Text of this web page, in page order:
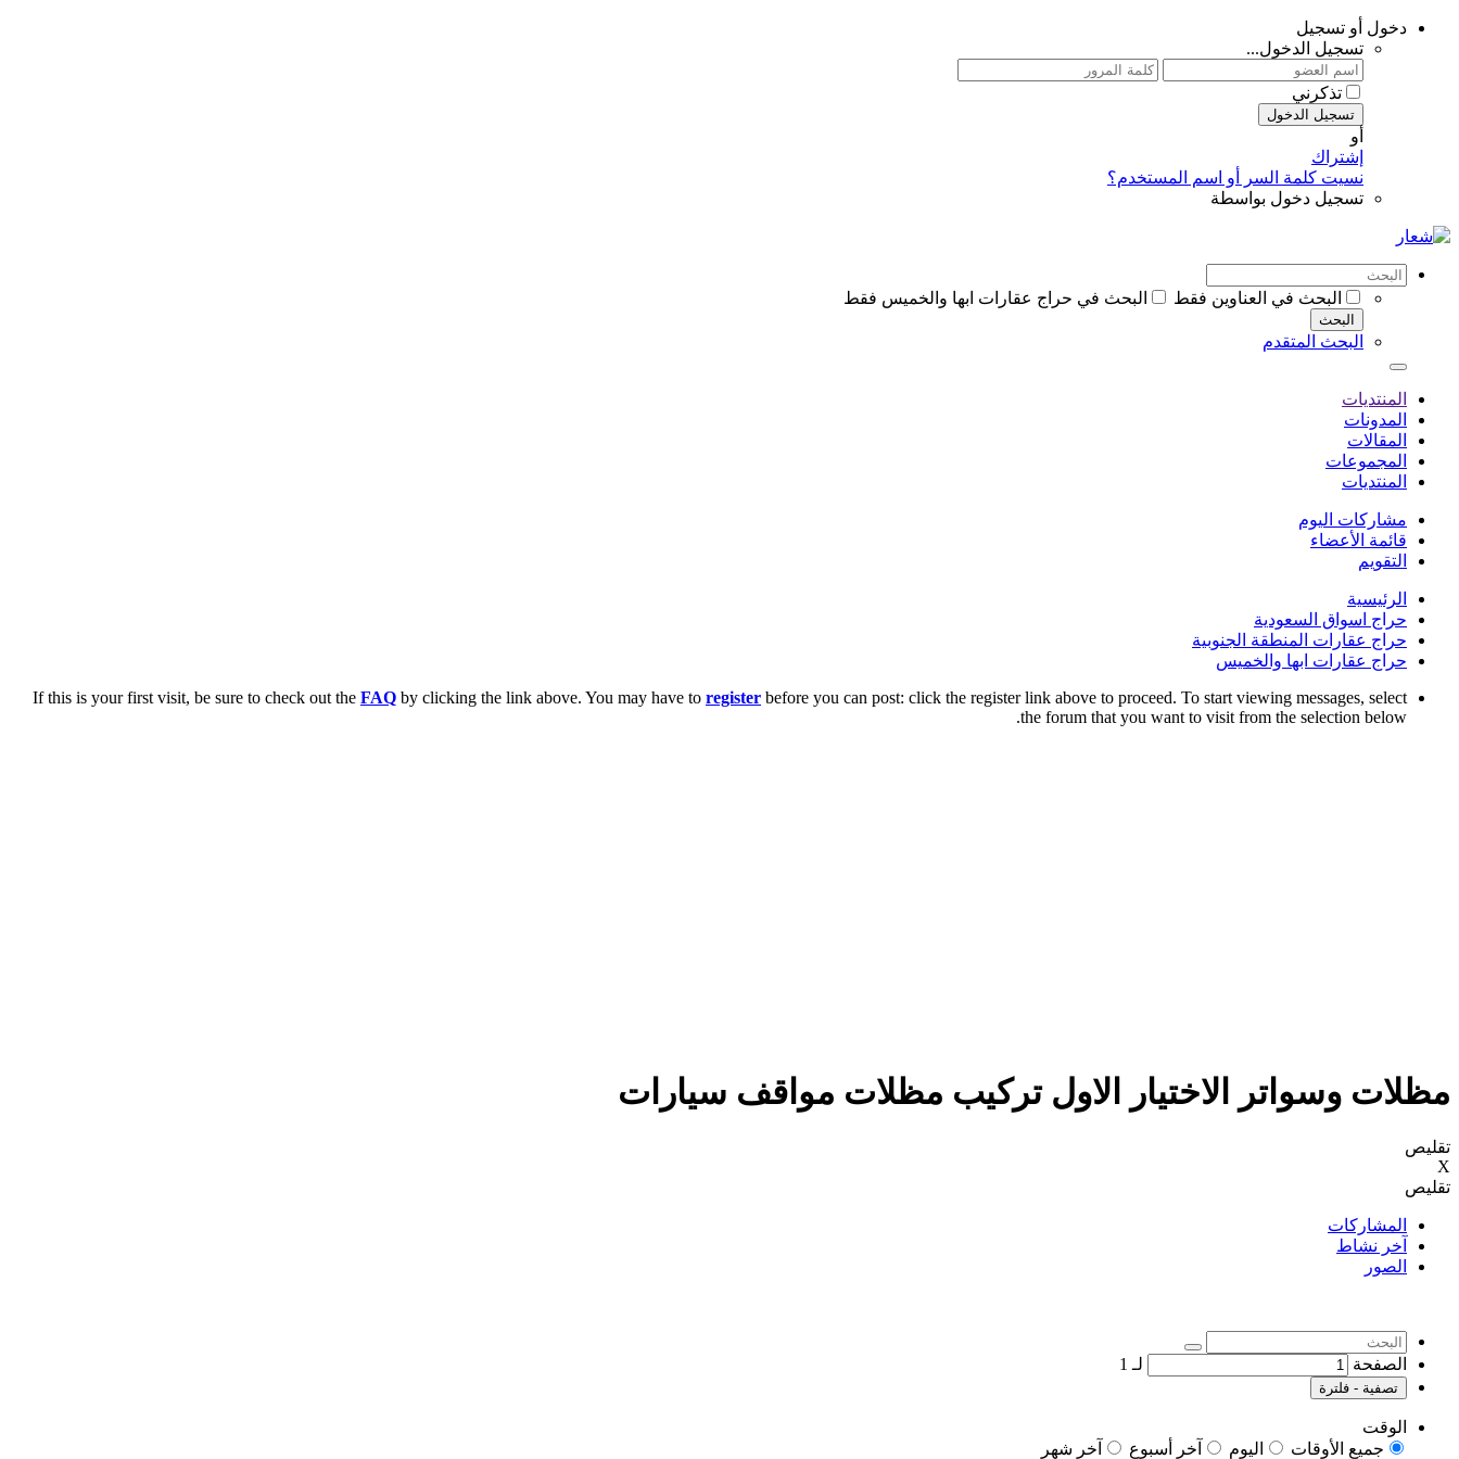
دخول أو تسجيل
تسجيل الدخول...
تذكرني
تسجيل الدخول
أو
إشتراك
نسيت كلمة السر أو اسم المستخدم؟
تسجيل دخول بواسطة
البحث في العناوين فقط البحث في حراج عقارات ابها والخميس فقط
البحث
البحث المتقدم
المنتديات
المدونات
المقالات
المجموعات
المنتديات
مشاركات اليوم
قائمة الأعضاء
التقويم
الرئيسية
حراج اسواق السعودية
حراج عقارات المنطقة الجنوبية
حراج عقارات ابها والخميس
If this is your first visit, be sure to check out the FAQ by clicking the link above. You may have to register before you can post: click the register link above to proceed. To start viewing messages, select
the forum that you want to visit from the selection below.
مظلات وسواتر الاختيار الاول تركيب مظلات مواقف سيارات
تقليص
X
تقليص
المشاركات
آخر نشاط
الصور
الصفحة لـ 1
تصفية - فلترة
الوقت
جميع الأوقات
اليوم آخر أسبوع
آخر شهر